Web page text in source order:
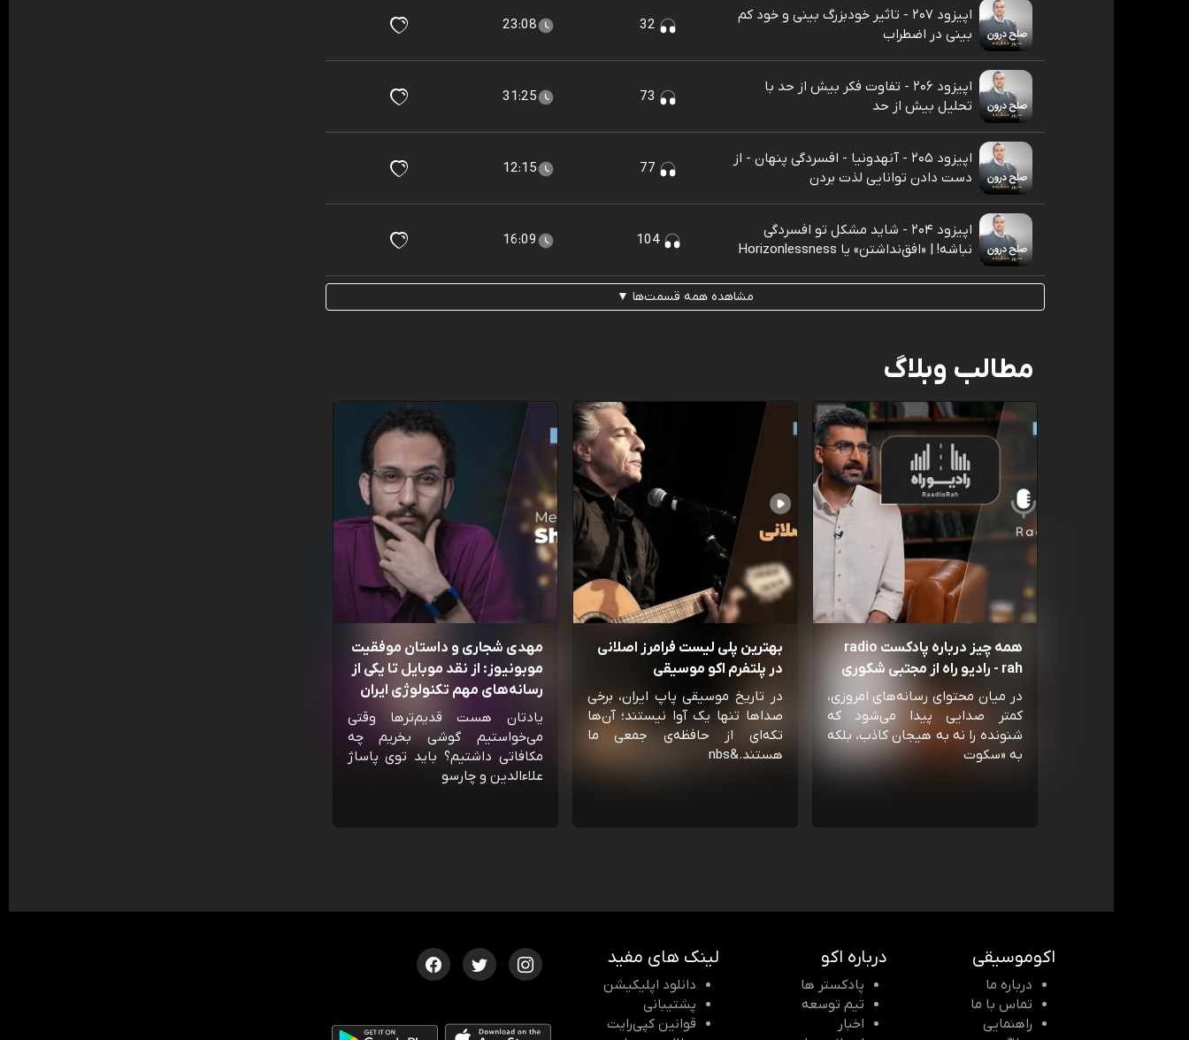
اپیزود ۲۰۷ - تاثیر خودبزرگ بینی و خود کم
بینی در اضطراب
23:08
اپیزود ۲۰۶ - تفاوت فکر بیش از حد با
تحلیل بیش از حد
31:25
اپیزود ۲۰۵ - آنهدونیا - افسردگی پنهان - از
دست دادن توانایی لذت بردن
12:15
اپیزود ۲۰۴ - شاید مشکل تو افسردگی
نباشه! | «افق‌نداشتن» یا Horizonlessness
104
16:09
مشاهده همه قسمت‌ها ▼
مطالب وبلاگ
همه چیز درباره پادکست radio
rah - رادیو راه از مجتبی شکوری
در میان محتوای رسانه‌های امروزی،
کمتر صدایی پیدا می‌شود که
شنونده را نه به هیجان کاذب، بلکه
به «سکوت
بهترین پلی لیست فرامرز اصلانی
در پلتفرم اکو موسیقی
در تاریخ موسیقی پاپ ایران، برخی
صداها تنها یک آوا نیستند؛ آن‌ها
تکه‌ای از حافظه‌ی جمعی ما
هستند.&nbs
مهدی شجاری و داستان موفقیت
موبونیوز: از نقد موبایل تا یکی از
رسانه‌‌های مهم تکنولوژی ایران
یادتان هست قدیم‌ترها وقتی
می‌خواستیم گوشی بخریم چه
مکافاتی داشتیم؟ باید توی پاساژ
علاءالدین و چارسو
اکوموسیقی
درباره ما
تماس با ما
راهنمایی
درباره اکو
پادکستر ها
تیم توسعه
اخبار
لینک های مفید
دانلود اپلیکیشن
پشتیبانی
قوانین کپی‌رایت